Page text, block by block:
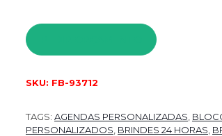
SKU: FB-93712
TAGS: AGENDAS PERSONALIZADAS
PERSONALIZADOS BRINDES 24 HORAS